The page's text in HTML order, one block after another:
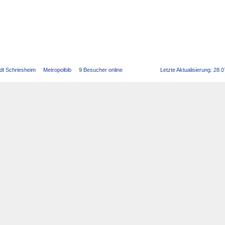
Schriesheim Metropolbib 9 Besucher online Letzte Aktualisierung: